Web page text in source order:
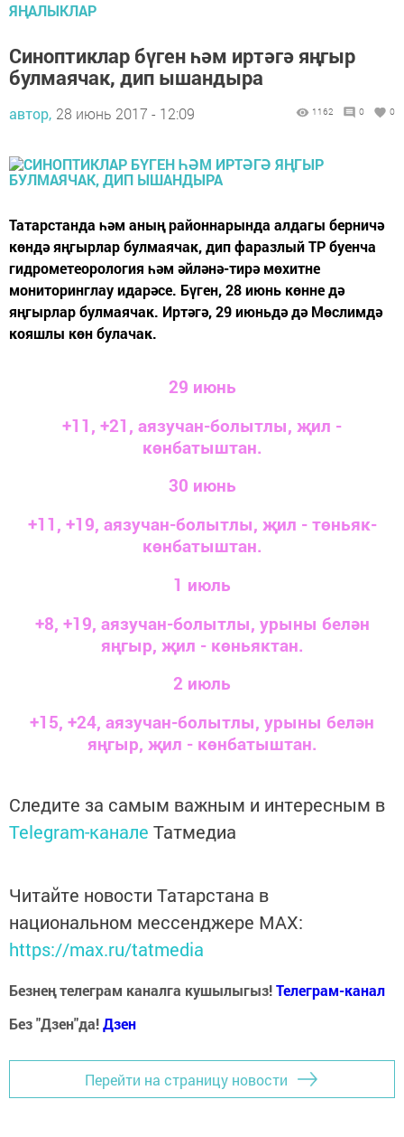
ЯҢАЛЫКЛАР
Синоптиклар бүген һәм иртәгә яңгыр
булмаячак, дип ышандыра
автор, 28 июнь 2017 - 12:09 1162 0 0
Татарстанда һәм аның районнарында алдагы берничә
көндә яңгырлар булмаячак, дип фаразлый ТР буенча
гидрометеорология һәм әйләнә-тирә мөхитне
мониторинглау идарәсе. Бүген, 28 июнь көнне дә
яңгырлар булмаячак. Иртәгә, 29 июньдә дә Мөслимдә
кояшлы көн булачак.
29 июнь
+11, +21, аязучан-болытлы, җил -
көнбатыштан.
30 июнь
+11, +19, аязучан-болытлы, җил - төньяк-
көнбатыштан.
1 июль
+8, +19, аязучан-болытлы, урыны белән
яңгыр, җил - көньяктан.
2 июль
+15, +24, аязучан-болытлы, урыны белән
яңгыр, җил - көнбатыштан.
Следите за самым важным и интересным в
Telegram-канале Татмедиа
Читайте новости Татарстана в
национальном мессенджере MАХ:
https://max.ru/tatmedia
Безнең телеграм каналга кушылыгыз!Телеграм-канал
Без "Дзен"да!Дзен
Перейти на страницу новости